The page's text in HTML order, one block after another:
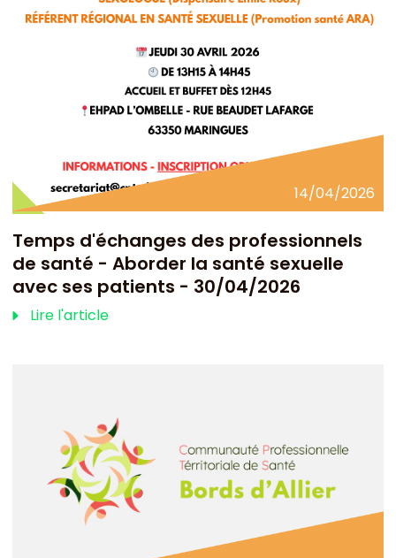
14/04/2026
Temps d'échanges des professionnels
de santé - Aborder la santé sexuelle
avec ses patients - 30/04/2026
Lire l'article